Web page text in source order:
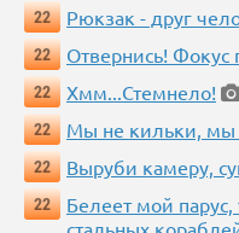
22
Рюкзак - друг
22
Отвернись! Фокус
22
Хмм...Стемнело!
22
Мы не кильки, мы
22
Выруби камеру,
22
Белеет мой